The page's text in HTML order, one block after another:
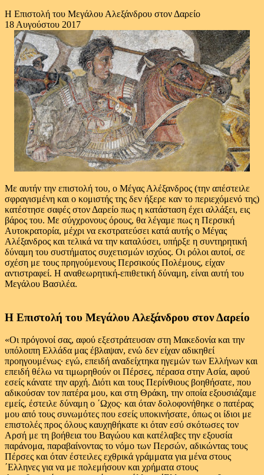
H Επιστολή του Μεγάλου Αλεξάνδρου στον Δαρείο
18 Αυγούστου 2017
Με αυτήν την επιστολή του, ο Μέγας Αλέξανδρος (την απέστειλε
σφραγισμένη και ο κομιστής της δεν ήξερε καν το περιεχόμενό της)
κατέστησε σαφές στον Δαρείο πως η κατάσταση έχει αλλάξει, εις
βάρος του. Με σύγχρονους όρους, θα λέγαμε πως η Περσική
Αυτοκρατορία, μέχρι να εκστρατεύσει κατά αυτής ο Μέγας
Αλέξανδρος και τελικά να την καταλύσει, υπήρξε η συντηρητική
δύναμη του συστήματος συχετισμών ισχύος. Οι ρόλοι αυτοί, σε
σχέση με τους πρηγούμενους Περσικούς Πολέμους, είχαν
αντιστραφεί. Η αναθεωρητική-επιθετική δύναμη, είναι αυτή του
Μεγάλου Βασιλέα.
H Επιστολή του Μεγάλου Αλεξάνδρου στον Δαρείο
«Οι πρόγονοί σας, αφού εξεστράτευσαν στη Μακεδονία και την
υπόλοιπη Ελλάδα μας έβλαψαν, ενώ δεν είχαν αδικηθεί
προηγουμένως· εγώ, επειδή αναδείχτηκα ηγεμών των Ελλήνων και
επειδή θέλω να τιμωρηθούν οι Πέρσες, πέρασα στην Ασία, αφού
εσείς κάνατε την αρχή. Διότι και τους Περίνθιους βοηθήσατε, που
αδικούσαν τον πατέρα μου, και στη Θράκη, την οποία εξουσιάζαμε
εμείς, έστειλε δύναμη ο ΄Ωχος· και όταν δολοφονήθηκε ο πατέρας
μου από τους συνωμότες που εσείς υποκινήσατε, όπως οι ίδιοι με
επιστολές προς όλους καυχηθήκατε κι όταν εσύ σκότωσες τον
Αρσή με τη βοήθεια του Βαγώου και κατέλαβες την εξουσία
παράνομα, παραβαίνοντας το νόμο των Περσών, αδικώντας τους
Πέρσες και όταν έστειλες εχθρικά γράμματα για μένα στους
΄Ελληνες για να με πολεμήσουν και χρήματα στους